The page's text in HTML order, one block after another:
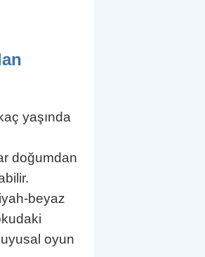
yaşında
doğumdan
beyaz
oyun